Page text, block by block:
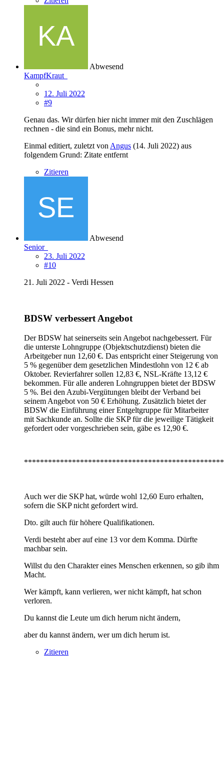
Abwesend
KampfKraut
12. Juli 2022
#9
Genau das. Wir dürfen hier nicht immer mit den Zuschlägen
rechnen - die sind ein Bonus, mehr nicht.
Einmal editiert, zuletzt von Angus (14. Juli 2022) aus
folgendem Grund: Zitate entfernt
Zitieren
Abwesend
Senior
23. Juli 2022
#10
21. Juli 2022 - Verdi Hessen
BDSW verbessert Angebot
Der BDSW hat seinerseits sein Angebot nachgebessert. Für
die unterste Lohngruppe (Objektschutzdienst) bieten die
Arbeitgeber nun 12,60 €. Das entspricht einer Steigerung von
5 % gegenüber dem gesetzlichen Mindestlohn von 12 € ab
Oktober. Revierfahrer sollen 12,83 €, NSL-Kräfte 13,12 €
bekommen. Für alle anderen Lohngruppen bietet der BDSW
5 %. Bei den Azubi-Vergütungen bleibt der Verband bei
seinem Angebot von 50 € Erhöhung. Zusätzlich bietet der
BDSW die Einführung einer Entgeltgruppe für Mitarbeiter
mit Sachkunde an. Sollte die SKP für die jeweilige Tätigkeit
gefordert oder vorgeschrieben sein, gäbe es 12,90 €.
Auch wer die SKP hat, würde wohl 12,60 Euro erhalten,
sofern die SKP nicht gefordert wird.
Dto. gilt auch für höhere Qualifikationen.
Verdi besteht aber auf eine 13 vor dem Komma. Dürfte
machbar sein.
Willst du den Charakter eines Menschen erkennen, so gib ihm
Macht.
Wer kämpft, kann verlieren, wer nicht kämpft, hat schon
verloren.
Du kannst die Leute um dich herum nicht ändern,
aber du kannst ändern, wer um dich herum ist.
Zitieren